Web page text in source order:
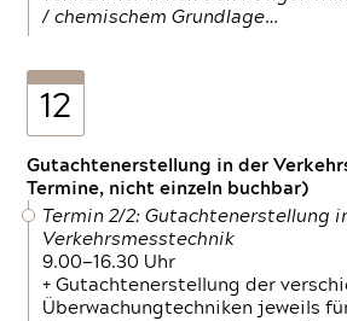
/ chemischem Grundlage…
12
Gutachtenerstellung in der
Termine, nicht einzeln buchbar)
Termin 2/2: Gutachtenerstellung
Verkehrsmesstechnik
9.00—16.30 Uhr
+ Gutachtenerstellung der
Überwachungtechniken jeweils